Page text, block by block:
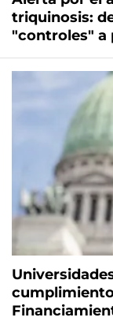
triquinosis:
"controles" a